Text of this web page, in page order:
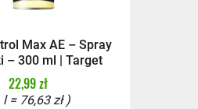
Max AE – Spray
– 300 ml | Target
22,99 zł
l = 76,63 zł )